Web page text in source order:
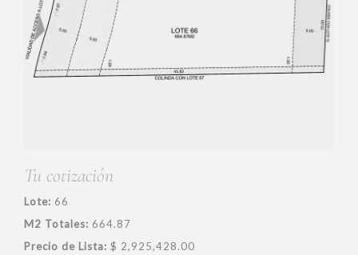
Tu cotización
Lote: 66
M2 Totales: 664.87
Precio de Lista: $ 2,925,428.00